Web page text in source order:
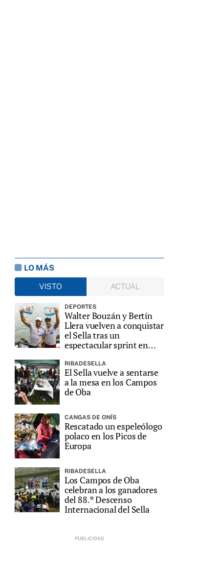
LO MÁS
VISTO
ACTUAL
DEPORTES
Walter Bouzán y Bertín
Llera vuelven a conquistar
el Sella tras un
espectacular sprint en
RIBADESELLA
El Sella vuelve a sentarse
a la mesa en los Campos
de Oba
CANGAS DE ONÍS
Rescatado un espeleólogo
polaco en los Picos de
Europa
RIBADESELLA
Los Campos de Oba
celebran a los ganadores
del 88.º Descenso
Internacional del Sella